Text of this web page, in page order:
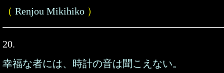
（ Renjou Mikihiko ）
20.
幸福な者には、時計の音は聞こえない。